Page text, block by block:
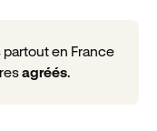
en France
agréés.